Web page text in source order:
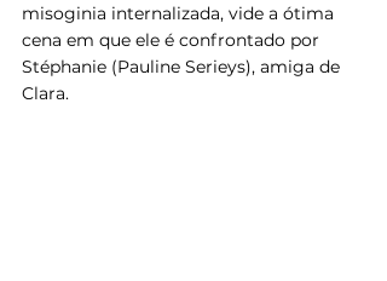
misoginia internalizada, vide a ótima
cena em que ele é confrontado por
Stéphanie (Pauline Serieys), amiga de
Clara.